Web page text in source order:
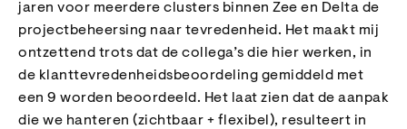
jaren voor meerdere clusters binnen Zee en Delta de
projectbeheersing naar tevredenheid. Het maakt mij
ontzettend trots dat de collega’s die hier werken, in
de klanttevredenheidsbeoordeling gemiddeld met
een 9 worden beoordeeld. Het laat zien dat de aanpak
die we hanteren (zichtbaar + flexibel), resulteert in